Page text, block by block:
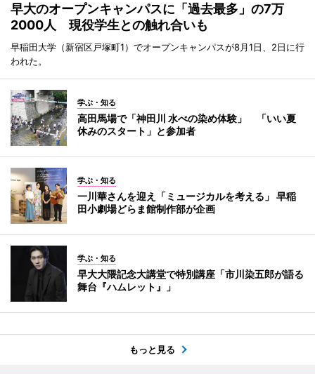
早大のオープンキャンパスに「過去最多」の7万
2000人 現役学生との触れ合いも
早稲田大学（新宿区戸塚町1）でオープンキャンパスが8月1日、2日に行
われた。
学ぶ・知る
高田馬場で「神田川 水べの染め体験」 「いい夏
休みのスタート」と参加者
学ぶ・知る
一川華さんを迎え「ミュージカルを考える」 早稲
田小劇場どらま館制作部が企画
学ぶ・知る
早大大隈記念大講堂で特別講座「市川染五郎が語る
舞台『ハムレット』」
もっと見る